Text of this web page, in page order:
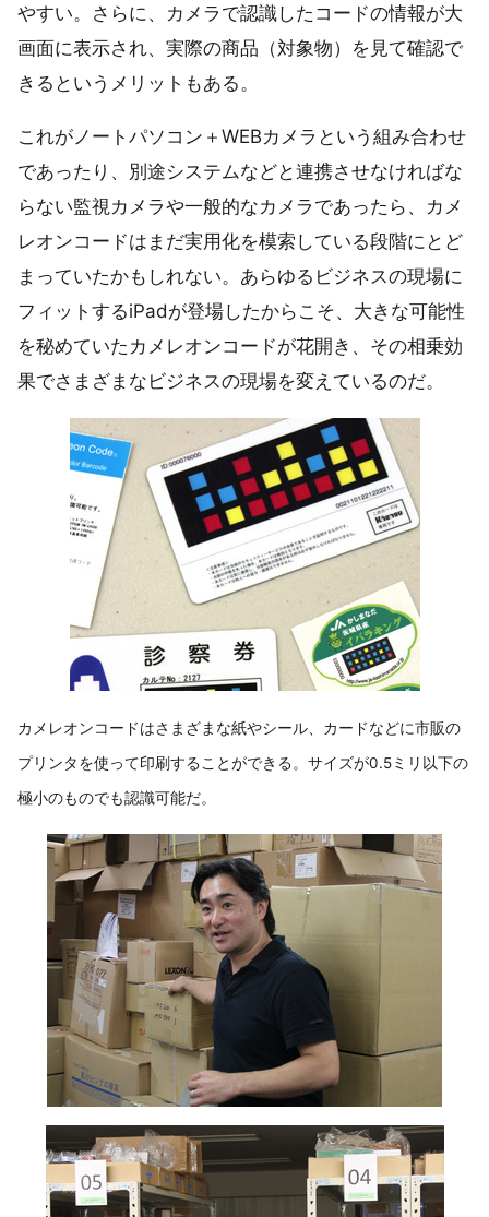
やすい。さらに、カメラで認識したコードの情報が大
画面に表示され、実際の商品（対象物）を見て確認で
きるというメリットもある。
これがノートパソコン＋WEBカメラという組み合わせ
であったり、別途システムなどと連携させなければな
らない監視カメラや一般的なカメラであったら、カメ
レオンコードはまだ実用化を模索している段階にとど
まっていたかもしれない。あらゆるビジネスの現場に
フィットするiPadが登場したからこそ、大きな可能性
を秘めていたカメレオンコードが花開き、その相乗効
果でさまざまなビジネスの現場を変えているのだ。
カメレオンコードはさまざまな紙やシール、カードなどに市販の
プリンタを使って印刷することができる。サイズが0.5ミリ以下の
極小のものでも認識可能だ。